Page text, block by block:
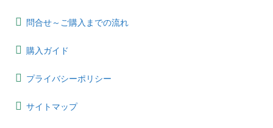
問合せ～ご購入までの流れ
購入ガイド
プライバシーポリシー
サイトマップ